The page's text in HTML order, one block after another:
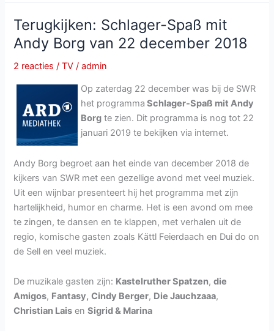
van
zondag
19
mei
2019
Terugkijken: Schlager-Spaß mit
Andy Borg van 22 december 2018
2 reacties /TV /admin
Op zaterdag 22 december was bij de SWR
het programma Schlager-Spaß mit Andy
Borg te zien. Dit programma is nog tot 22
januari 2019 te bekijken via internet.
Andy Borg begroet aan het einde van december 2018 de
kijkers van SWR met een gezellige avond met veel muziek.
Uit een wijnbar presenteert hij het programma met zijn
hartelijkheid, humor en charme. Het is een avond om mee
te zingen, te dansen en te klappen, met verhalen uit de
regio, komische gasten zoals Kättl Feierdaach en Dui do on
de Sell en veel muziek.
De muzikale gasten zijn: Kastelruther Spatzen,die
Amigos, Fantasy, Cindy Berger, Die Jauchzaaa,
Christian Lais enSigrid & Marina